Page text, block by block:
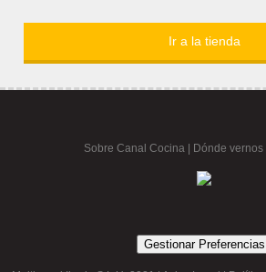
Ir a la tienda
Sobre Canal Cocina Dónde vernos |
Gestionar Preferencias